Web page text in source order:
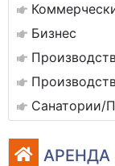
Бизнес
Санатории/
АРЕНДА